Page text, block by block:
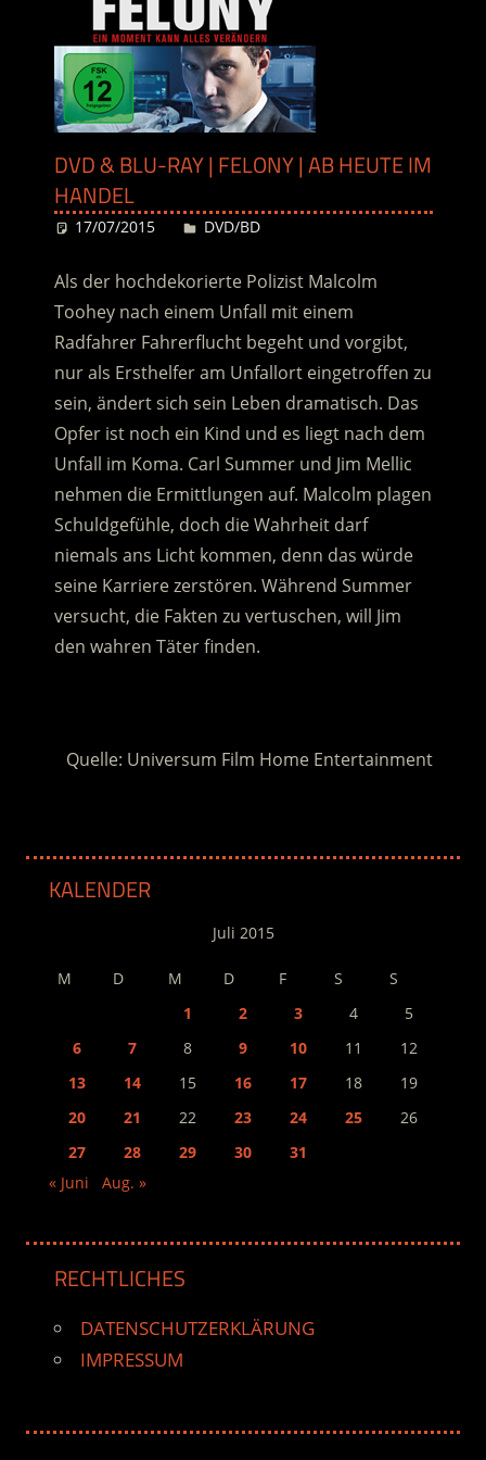
DVD & BLU-RAY | FELONY | AB HEUTE IM
HANDEL
17/07/2015 Desiree
DVD/BD
Als der hochdekorierte Polizist Malcolm
Toohey nach einem Unfall mit einem
Radfahrer Fahrerflucht begeht und vorgibt,
nur als Ersthelfer am Unfallort eingetroffen zu
sein, ändert sich sein Leben dramatisch. Das
Opfer ist noch ein Kind und es liegt nach dem
Unfall im Koma. Carl Summer und Jim Mellic
nehmen die Ermittlungen auf. Malcolm plagen
Schuldgefühle, doch die Wahrheit darf
niemals ans Licht kommen, denn das würde
seine Karriere zerstören. Während Summer
versucht, die Fakten zu vertuschen, will Jim
den wahren Täter finden.
Quelle: Universum Film Home Entertainment
KALENDER
Juli 2015
M D M D F S
S
1
2 3 4
5
6
7 8 9 10 11
12
13
14 15 16 17 18
19
20
21 22 23 24 25
26
27
28 29 30
31
« Juni
Aug. »
RECHTLICHES
DATENSCHUTZERKLÄRUNG
IMPRESSUM